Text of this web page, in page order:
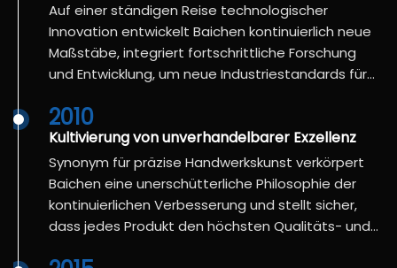
Auf einer ständigen Reise technologischer
Innovation entwickelt Baichen kontinuierlich neue
Maßstäbe, integriert fortschrittliche Forschung
und Entwicklung, um neue Industriestandards für
2010
Kultivierung von unverhandelbarer Exzellenz
Synonym für präzise Handwerkskunst verkörpert
Baichen eine unerschütterliche Philosophie der
kontinuierlichen Verbesserung und stellt sicher,
dass jedes Produkt den höchsten Qualitäts- und